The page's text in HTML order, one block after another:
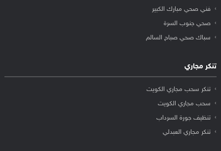
فني صحي مبارك الكبير
صحي جنوب السرة
سباك صحي صباح السالم
تنكر مجاري
تنكر سحب مجاري الكويت
سحب مجاري الكويت
تنظيف جورة السرداب
تنكر مجاري العبدلي